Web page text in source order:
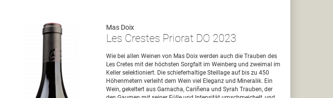
Mas Doix
Les Crestes Priorat DO 2023
Wie bei allen Weinen von Mas Doix werden auch die Trauben des
Les Cretes mit der höchsten Sorgfalt im Weinberg und zweimal im
Keller selektioniert. Die schieferhaltige Steillage auf bis zu 450
Höhenmetern verleiht dem Wein viel Eleganz und Mineralik. Ein
Wein, gekeltert aus Garnacha, Cariñena und Syrah Trauben, der